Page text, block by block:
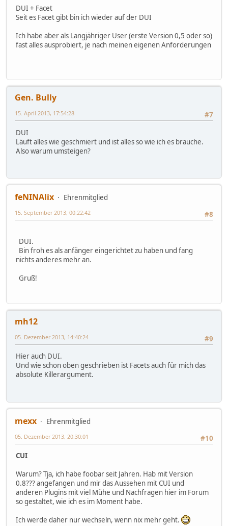
DUI + Facet
Seit es Facet gibt bin ich wieder auf der DUI
Ich habe aber als Langjähriger User (erste Version 0,5 oder so)
fast alles ausprobiert, je nach meinen eigenen Anforderungen
Gen. Bully
#7
15. April 2013, 17:54:28
DUI
Läuft alles wie geschmiert und ist alles so wie ich es brauche.
Also warum umsteigen?
feNINAlix
Ehrenmitglied
#8
15. September 2013, 00:22:42
DUI.
Bin froh es als anfänger eingerichtet zu haben und fang
nichts anderes mehr an.
Gruß!
mh12
#9
05. Dezember 2013, 14:40:24
Hier auch DUI.
Und wie schon oben geschrieben ist Facets auch für mich das
absolute Killerargument.
mexx
Ehrenmitglied
#10
05. Dezember 2013, 20:30:01
CUI
Warum? Tja, ich habe foobar seit Jahren. Hab mit Version
0.8??? angefangen und mir das Aussehen mit CUI und
anderen Plugins mit viel Mühe und Nachfragen hier im Forum
so gestaltet, wie ich es im Moment habe.
Ich werde daher nur wechseln, wenn nix mehr geht.